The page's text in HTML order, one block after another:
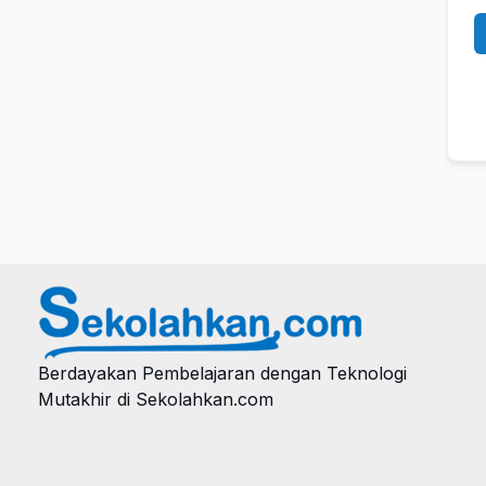
Berdayakan Pembelajaran dengan Teknologi
Mutakhir di Sekolahkan.com